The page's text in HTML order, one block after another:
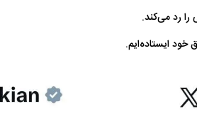
را رد می‌کند.
خود ایستاده‌ایم.